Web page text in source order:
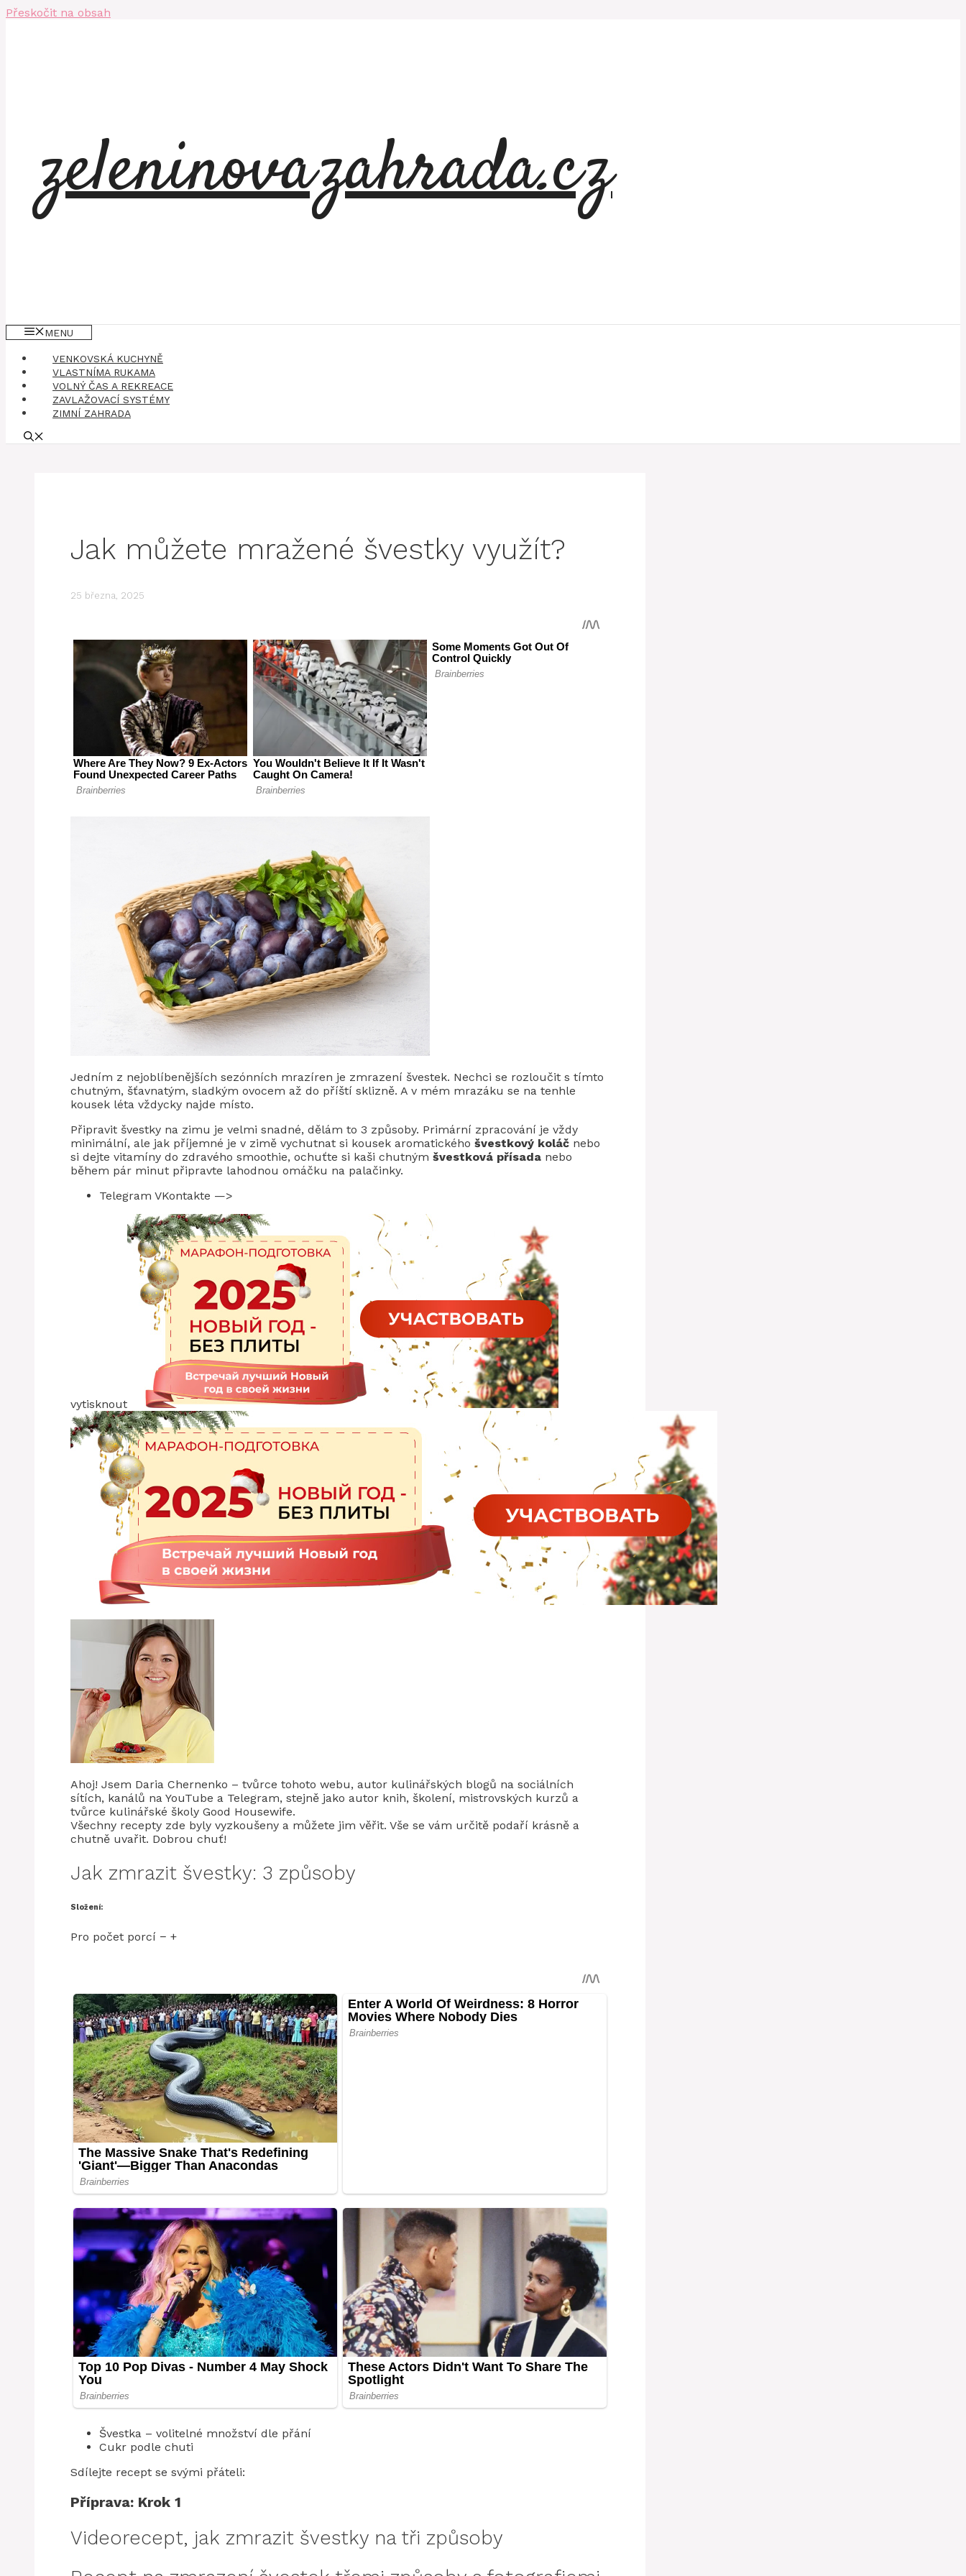
Přeskočit na obsah
zeleninovazahrada.cz
MENU
VENKOVSKÁ KUCHYNĚ
VLASTNÍMA RUKAMA
VOLNÝ ČAS A REKREACE
ZAVLAŽOVACÍ SYSTÉMY
ZIMNÍ ZAHRADA
Jak můžete mražené švestky využít?
25 března, 2025
Jedním z nejoblíbenějších sezónních mrazíren je zmrazení švestek. Nechci se rozloučit s tímto
chutným, šťavnatým, sladkým ovocem až do příští sklizně. A v mém mrazáku se na tenhle
kousek léta vždycky najde místo.
Připravit švestky na zimu je velmi snadné, dělám to 3 způsoby. Primární zpracování je vždy
minimální, ale jak příjemné je v zimě vychutnat si kousek aromatického švestkový koláč nebo
si dejte vitamíny do zdravého smoothie, ochuťte si kaši chutným švestková přísada nebo
během pár minut připravte lahodnou omáčku na palačinky.
Telegram VKontakte —>
vytisknout
Ahoj! Jsem Daria Chernenko – tvůrce tohoto webu, autor kulinářských blogů na sociálních
sítích, kanálů na YouTube a Telegram, stejně jako autor knih, školení, mistrovských kurzů a
tvůrce kulinářské školy Good Housewife.
Všechny recepty zde byly vyzkoušeny a můžete jim věřit. Vše se vám určitě podaří krásně a
chutně uvařit. Dobrou chuť!
Jak zmrazit švestky: 3 způsoby
Složení:
Pro počet porcí − +
Švestka – volitelné množství dle přání
Cukr podle chuti
Sdílejte recept se svými přáteli:
Příprava: Krok 1
Videorecept, jak zmrazit švestky na tři způsoby